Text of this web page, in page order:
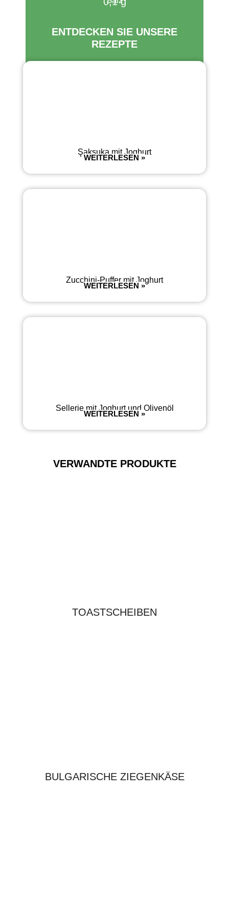
ENTDECKEN SIE UNSERE
REZEPTE
Şakşuka mit Joghurt
WEITERLESEN »
Zucchini-Puffer mit Joghurt
WEITERLESEN »
Sellerie mit Joghurt und Olivenöl
WEITERLESEN »
VERWANDTE PRODUKTE
TOASTSCHEIBEN
BULGARISCHE ZIEGENKÄSE